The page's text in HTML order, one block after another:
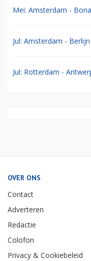
Mei: Amsterdam -
Jul: Amsterdam -
Jul: Rotterdam -
OVER ONS
Contact
Adverteren
Redactie
Colofon
Privacy & Cookiebeleid